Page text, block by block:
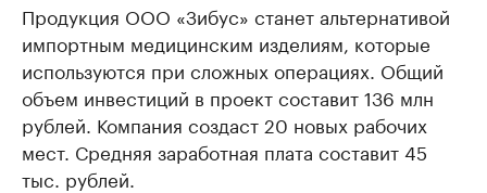
Продукция ООО «Зибус» станет альтернативой
импортным медицинским изделиям, которые
используются при сложных операциях. Общий
объем инвестиций в проект составит 136 млн
рублей. Компания создаст 20 новых рабочих
мест. Средняя заработная плата составит 45
тыс. рублей.